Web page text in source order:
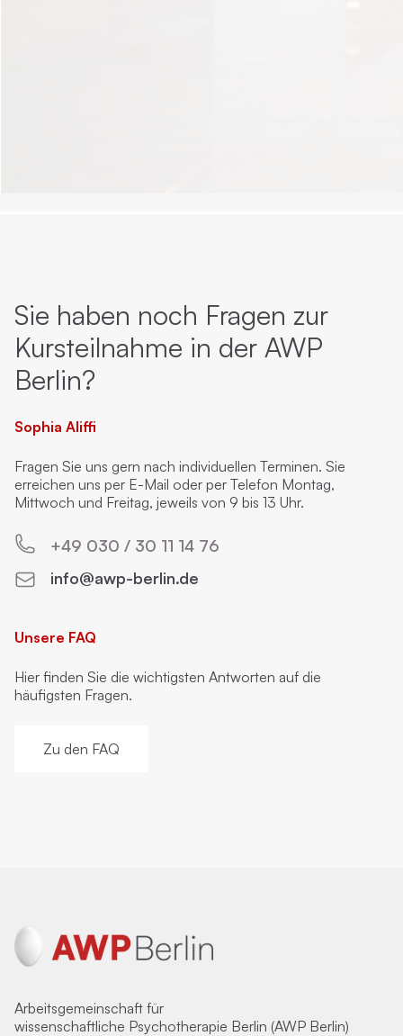
Sie haben noch Fragen zur
Kursteilnahme in der AWP
Berlin?
Sophia Aliffi
Fragen Sie uns gern nach individuellen Terminen. Sie
erreichen uns per E-Mail oder per Telefon Montag,
Mittwoch und Freitag, jeweils von 9 bis 13 Uhr.
+49 030 / 30 11 14 76
info@awp-berlin.de
Unsere FAQ
Hier finden Sie die wichtigsten Antworten auf die
häufigsten Fragen.
Zu den FAQ
Arbeitsgemeinschaft für
wissenschaftliche Psychotherapie Berlin (AWP Berlin)